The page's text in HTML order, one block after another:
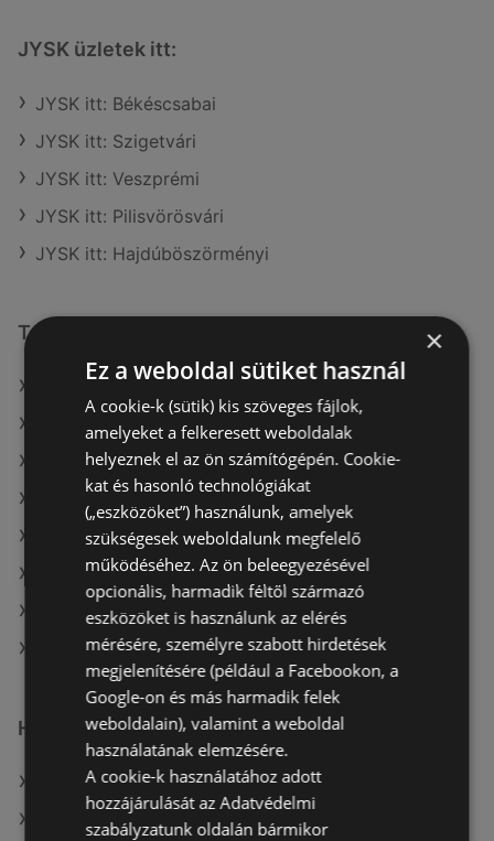
JYSK üzletek itt:
JYSK itt: Békéscsabai
JYSK itt: Szigetvári
JYSK itt: Veszprémi
JYSK itt: Pilisvörösvári
JYSK itt: Hajdúböszörményi
További linkek
A(z) Bauhaus ajánlatai
A(z) OBI Hungary Retail kft ajánlatai
A(z) Vil-For aktuális akciós újságjai
A(z) OBI Hungary Retail kft aktuális akciós újságjai
A(z) Bauhaus aktuális akciós újságjai
A(z) Praktiker aktuális akciós újságjai
A(z) JYSK üzletei itt: Sopron-Fertődi
Hasonló kiskereskedők
A(z) Bauhaus ajánlatai
A(z) OBI Hungary Retail kft ajánlatai
×
Ez a weboldal sütiket használ
A cookie-k (sütik) kis szöveges fájlok,
amelyeket a felkeresett weboldalak
helyeznek el az ön számítógépén. Cookie-
kat és hasonló technológiákat
(„eszközöket”) használunk, amelyek
szükségesek weboldalunk megfelelő
működéséhez. Az ön beleegyezésével
opcionális, harmadik féltől származó
eszközöket is használunk az elérés
mérésére, személyre szabott hirdetések
megjelenítésére (például a Facebookon, a
Google-on és más harmadik felek
weboldalain), valamint a weboldal
használatának elemzésére.
A cookie-k használatához adott
hozzájárulását az Adatvédelmi
szabályzatunk oldalán bármikor